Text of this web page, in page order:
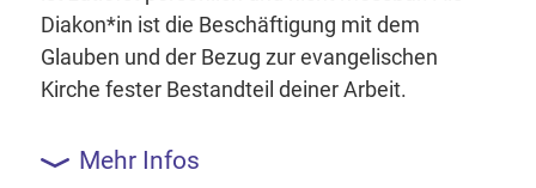
Diakon*in ist die Beschäftigung mit dem
Glauben und der Bezug zur evangelischen
Kirche fester Bestandteil deiner Arbeit.
Mehr Infos